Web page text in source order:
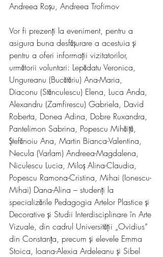
Andreea Roșu, Andreea Trofimov
Vor fi prezenți la eveniment, pentru a
asigura buna desfășurare a acestuia și
pentru a oferi informații vizitatorilor,
următorii voluntari: Lepădatu Veronica,
Ungureanu (Bucătăriu) Ana-Maria,
Diaconu (Stănculescu) Elena, Luca Anda,
Alexandru (Zamfirescu) Gabriela, David
Roberta, Donea Adina, Dobre Ruxandra,
Pantelimon Sabrina, Popescu Mihăiță,
Ștefănoiu Ana, Martin Bianca-Valentina,
Necula (Varlam) Andreea-Magdalena,
Niculescu Lucia, Miloș Alina-Claudia,
Popescu Ramona-Cristina, Mihai (Ionescu-
Mihai) Dana-Alina – studenți la
specializările Pedagogia Artelor Plastice și
Decorative și Studii Interdisciplinare în Arte
Vizuale, din cadrul Universității „Ovidius“
din Constanța, precum și elevele Emma
Stoica, Ioana-Alexia Ardeleanu și Sibel